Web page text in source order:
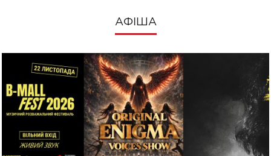
АФІША